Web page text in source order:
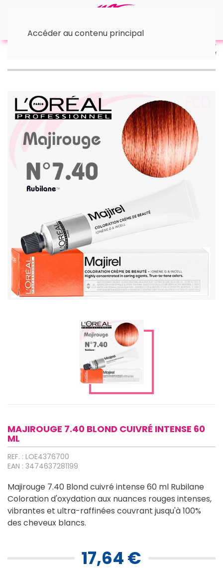
Accéder au contenu principal
MAJIROUGE 7.40 BLOND CUIVRÉ INTENSE 60
ML
REF. : LOE4376700
EAN : 3474637281199
Majirouge 7.40 Blond cuivré intense 60 ml Rubilane
Coloration d'oxydation aux nuances rouges intenses,
vibrantes et ultra-raffinées couvrant jusqu'à 100%
des cheveux blancs.
17,64 €